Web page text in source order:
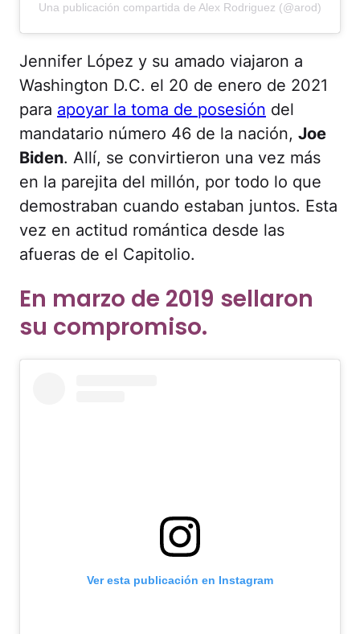
Una publicación compartida de Alex Rodriguez (@arod)
Jennifer López y su amado viajaron a
Washington D.C. el 20 de enero de 2021
para apoyar la toma de posesión del
mandatario número 46 de la nación, Joe
Biden. Allí, se convirtieron una vez más
en la parejita del millón, por todo lo que
demostraban cuando estaban juntos. Esta
vez en actitud romántica desde las
afueras de el Capitolio.
En marzo de 2019 sellaron
su compromiso.
Ver esta publicación en Instagram